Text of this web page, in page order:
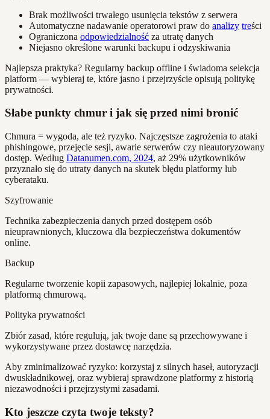
Brak możliwości trwałego usunięcia tekstów z serwera
Automatyczne nadawanie operatorowi praw do analizy treści
Ograniczona odpowiedzialność za utratę danych
Niejasno określone warunki backupu i odzyskiwania
Najlepsza praktyka? Regularny backup offline i świadoma selekcja
platform — wybieraj te, które jasno i przejrzyście opisują politykę
prywatności.
Słabe punkty chmur i jak się przed nimi bronić
Chmura = wygoda, ale też ryzyko. Najczęstsze zagrożenia to ataki
phishingowe, przejęcie sesji, awarie serwerów czy nieautoryzowany
dostęp. Według Datanumen.com, 2024, aż 29% użytkowników
przyznało się do utraty danych na skutek błędu platformy lub
cyberataku.
Szyfrowanie
Technika zabezpieczenia danych przed dostępem osób
nieuprawnionych, kluczowa dla bezpieczeństwa dokumentów
online.
Backup
Regularne tworzenie kopii zapasowych, najlepiej lokalnie, poza
platformą chmurową.
Polityka prywatności
Zbiór zasad, które regulują, jak twoje dane są przechowywane i
wykorzystywane przez dostawcę narzędzia.
Aby zminimalizować ryzyko: korzystaj z silnych haseł, autoryzacji
dwuskładnikowej, oraz wybieraj sprawdzone platformy z historią
niezawodności i przejrzystymi zasadami.
Kto jeszcze czyta twoje teksty?